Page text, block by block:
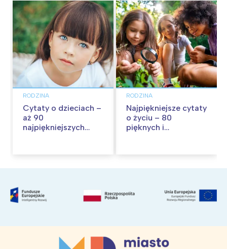
RODZINA
Cytaty o dzieciach –
aż 90
najpiękniejszych
RODZINA
Najpiękniejsze cytaty
o życiu – 80
pięknych i